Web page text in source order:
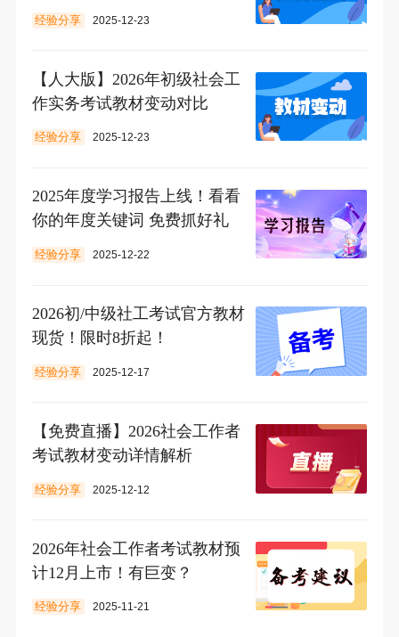
经验分享 2025-12-23
【人大版】2026年初级社会工
作实务考试教材变动对比
经验分享 2025-12-23
2025年度学习报告上线！看看
你的年度关键词 免费抓好礼
经验分享 2025-12-22
2026初/中级社工考试官方教材
现货！限时8折起！
经验分享 2025-12-17
【免费直播】2026社会工作者
考试教材变动详情解析
经验分享 2025-12-12
2026年社会工作者考试教材预
计12月上市！有巨变？
经验分享 2025-11-21